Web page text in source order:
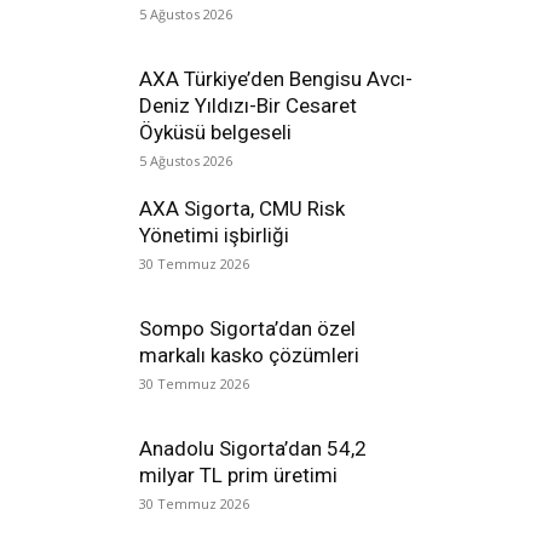
5 Ağustos 2026
AXA Türkiye’den Bengisu Avcı-
Deniz Yıldızı-Bir Cesaret
Öyküsü belgeseli
5 Ağustos 2026
AXA Sigorta, CMU Risk
Yönetimi işbirliği
30 Temmuz 2026
Sompo Sigorta’dan özel
markalı kasko çözümleri
30 Temmuz 2026
Anadolu Sigorta’dan 54,2
milyar TL prim üretimi
30 Temmuz 2026